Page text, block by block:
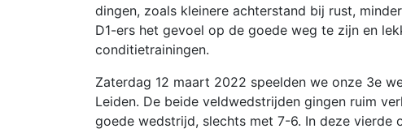
dingen, zoals kleinere achterstand bij rust,
D1-ers het gevoel op de goede weg te zijn en
conditietrainingen.
Zaterdag 12 maart 2022 speelden we onze 3e
Leiden. De beide veldwedstrijden gingen ruim
goede wedstrijd, slechts met 7-6. In deze vierde